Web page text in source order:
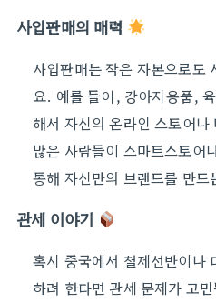
사입판매의 매력
사입판매는 작은 자본으로도
요. 예를 들어, 강아지용품,
해서 자신의 온라인 스토어
많은 사람들이 스마트스토어
통해 자신만의 브랜드를 만
관세 이야기
혹시 중국에서 철제선반이나
하려 한다면 관세 문제가 고